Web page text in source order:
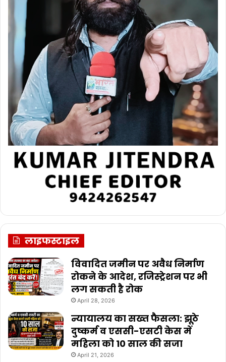
लाइफस्टाइल
विवादित जमीन पर अवैध निर्माण
रोकने के आदेश, रजिस्ट्रेशन पर भी
लग सकती है रोक
April 28, 2026
न्यायालय का सख्त फैसला: झूठे
दुष्कर्म व एससी-एसटी केस में
महिला को 10 साल की सजा
April 21, 2026